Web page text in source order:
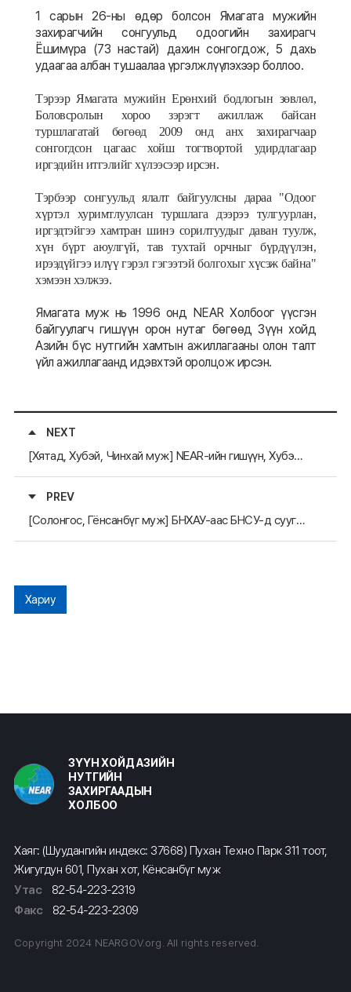
1 сарын 26-ны өдөр болсон Ямагата мужийн
захирагчийн сонгуульд одоогийн захирагч
Ёшимүра (73 настай) дахин сонгогдож, 5 дахь
удаагаа албан тушаалаа үргэлжлүүлэхээр боллоо.
Тэрээр Ямагата мужийн Ерөнхий бодлогын зөвлөл,
Боловсролын хороо зэрэгт ажиллаж байсан
туршлагатай бөгөөд 2009 онд анх захирагчаар
сонгогдсон цагаас хойш тогтвортой удирдлагаар
иргэдийн итгэлийг хүлээсээр ирсэн.
Тэрбээр сонгуульд ялалт байгуулсны дараа "Одоог
хүртэл хуримтлуулсан туршлага дээрээ тулгуурлан,
иргэдтэйгээ хамтран шинэ сорилтуудыг даван туулж,
хүн бүрт аюулгүй, тав тухтай орчныг бүрдүүлэн,
ирээдүйгээ илүү гэрэл гэгээтэй болгохыг хүсэж байна"
хэмээн хэлжээ.
Ямагата муж нь 1996 онд NEAR Холбоог үүсгэн
байгуулагч гишүүн орон нутаг бөгөөд Зүүн хойд
Азийн бүс нутгийн хамтын ажиллагааны олон талт
үйл ажиллагаанд идэвхтэй оролцож ирсэн.
NEXT
[Хятад, Хубэй, Чинхай муж] NEAR-ийн гишүүн, Хубэй, Чинхай мужийн захирагч нар солигдов
PREV
[Солонгос, Гёнсанбүг муж] БНХАУ-аас БНСУ-д суугаал Элчин сайд Дай Бин Гёнсанбүг мужийн захиргааны ордонд зочлов
Хариу
ЗҮҮН ХОЙД АЗИЙН
НУТГИЙН
ЗАХИРГААДЫН
ХОЛБОО
Хаяг: (Шуудангийн индекс: 37668) Пухан Техно Парк 311 тоот,
Жигугдун 601, Пухан хот, Кёнсанбүг муж
Утас
82-54-223-2319
Факс
82-54-223-2309
Copyright 2024 NEARGOV.org. All rights reserved.